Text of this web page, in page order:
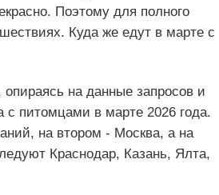
Поэтому для полного
Куда же едут в марте с
на данные запросов и
с питомцами в марте 2026 года.
на втором - Москва, а на
Краснодар, Казань, Ялта,